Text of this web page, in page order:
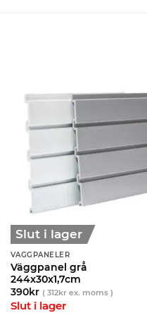
Slut i lager
VÄGGPANELER
Väggpanel grå
244x30x1,7cm
390kr ( 312krex. moms )
Slut i lager